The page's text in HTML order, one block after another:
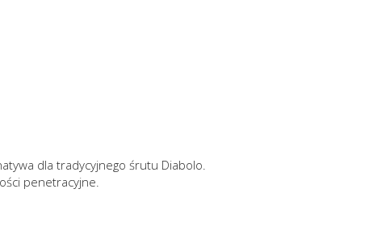
dla tradycyjnego śrutu Diabolo.
penetracyjne.